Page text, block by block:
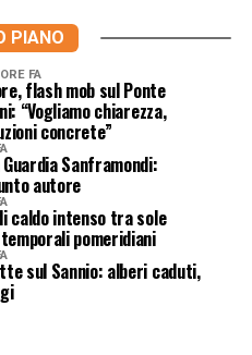
PIANO
FA
flash mob sul Ponte
“Vogliamo chiarezza,
concrete”
Sanframondi:
autore
caldo intenso tra sole
pomeridiani
sul Sannio: alberi caduti,